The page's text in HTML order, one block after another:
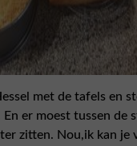
met de tafels en
er moest tussen de
zitten. Nou,ik kan je